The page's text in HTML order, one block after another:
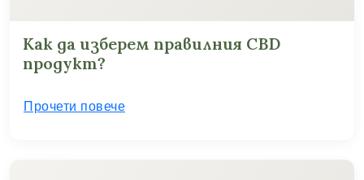
Как да изберем правилния CBD
продукт?
Прочети повече